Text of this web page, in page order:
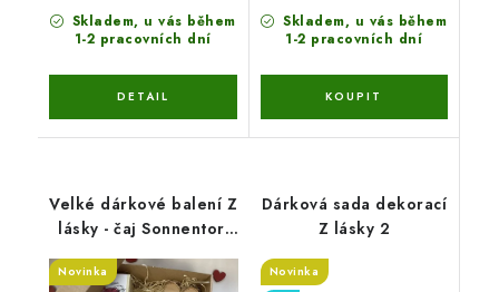
Skladem, u vás během
1-2 pracovních dní
Skladem, u vás během
1-2 pracovních dní
Velké dárkové balení Z
lásky - čaj Sonnentor,
srdce
Novinka
Dárková sada dekorací
Z lásky 2
Novinka